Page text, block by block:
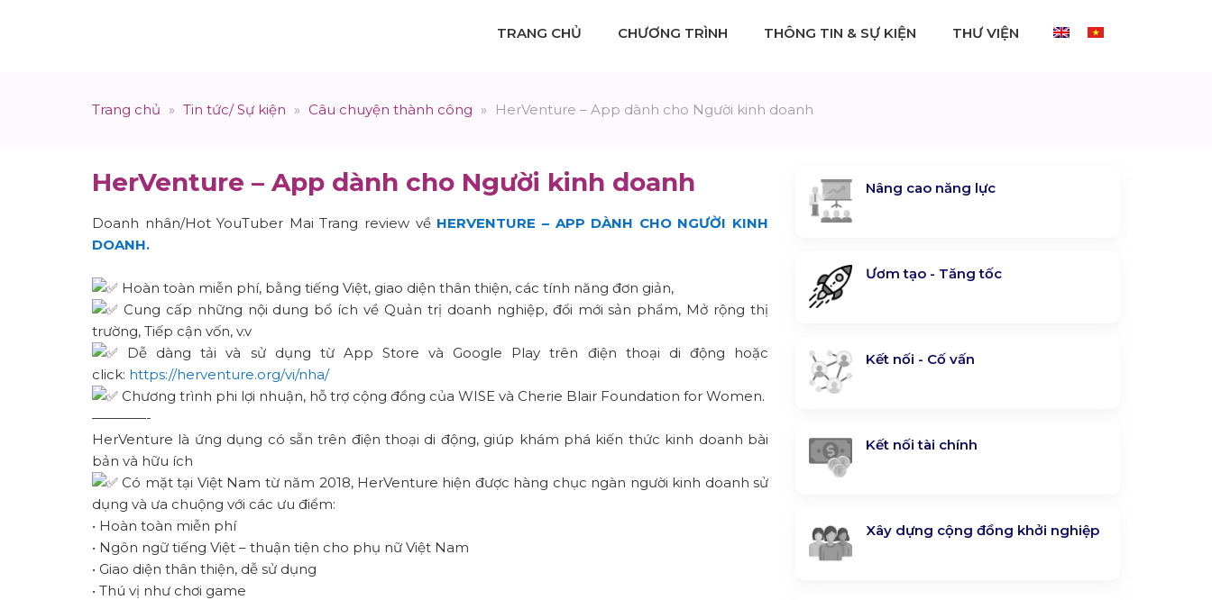
TRANG CHỦ CHƯƠNG TRÌNH THÔNG TIN & SỰ KIỆN THƯ VIỆN
Trang chủ » Tin tức/ Sự kiện » Câu chuyện thành công » HerVenture – App dành cho Người kinh doanh
HerVenture – App dành cho Người kinh doanh
Doanh nhân/Hot YouTuber Mai Trang review về HERVENTURE – APP DÀNH CHO NGƯỜI KINH
DOANH.
Hoàn toàn miễn phí, bằng tiếng Việt, giao diện thân thiện, các tính năng đơn giản,
Cung cấp những nội dung bổ ích về Quản trị doanh nghiệp, đổi mới sản phẩm, Mở rộng thị
trường, Tiếp cận vốn, v.v
Dễ dàng tải và sử dụng từ App Store và Google Play trên điện thoại di động hoặc
click: https://herventure.org/vi/nha/
Chương trình phi lợi nhuận, hỗ trợ cộng đồng của WISE và Cherie Blair Foundation for Women.
————-
HerVenture là ứng dụng có sẵn trên điện thoại di động, giúp khám phá kiến thức kinh doanh bài
bản và hữu ích
Có mặt tại Việt Nam từ năm 2018, HerVenture hiện được hàng chục ngàn người kinh doanh sử
dụng và ưa chuộng với các ưu điểm:
• Hoàn toàn miễn phí
• Ngôn ngữ tiếng Việt – thuận tiện cho phụ nữ Việt Nam
• Giao diện thân thiện, dễ sử dụng
• Thú vị như chơi game
Nâng cao năng lực
Ươm tạo - Tăng tốc
Kết nối - Cố vấn
Kết nối tài chính
Xây dựng cộng đồng khởi nghiệp